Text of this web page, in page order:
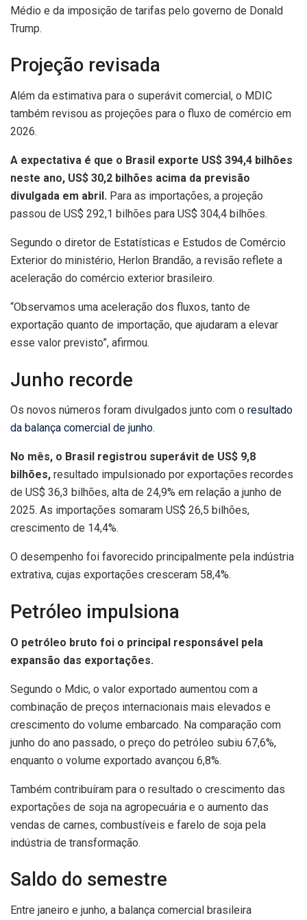
Médio e da imposição de tarifas pelo governo de Donald
Trump.
Projeção revisada
Além da estimativa para o superávit comercial, o MDIC
também revisou as projeções para o fluxo de comércio em
2026.
A expectativa é que o Brasil exporte US$ 394,4 bilhões
neste ano, US$ 30,2 bilhões acima da previsão
divulgada em abril. Para as importações, a projeção
passou de US$ 292,1 bilhões para US$ 304,4 bilhões.
Segundo o diretor de Estatísticas e Estudos de Comércio
Exterior do ministério, Herlon Brandão, a revisão reflete a
aceleração do comércio exterior brasileiro.
“Observamos uma aceleração dos fluxos, tanto de
exportação quanto de importação, que ajudaram a elevar
esse valor previsto”, afirmou.
Junho recorde
Os novos números foram divulgados junto com o resultado
da balança comercial de junho.
No mês, o Brasil registrou superávit de US$ 9,8
bilhões, resultado impulsionado por exportações recordes
de US$ 36,3 bilhões, alta de 24,9% em relação a junho de
2025. As importações somaram US$ 26,5 bilhões,
crescimento de 14,4%.
O desempenho foi favorecido principalmente pela indústria
extrativa, cujas exportações cresceram 58,4%.
Petróleo impulsiona
O petróleo bruto foi o principal responsável pela
expansão das exportações.
Segundo o Mdic, o valor exportado aumentou com a
combinação de preços internacionais mais elevados e
crescimento do volume embarcado. Na comparação com
junho do ano passado, o preço do petróleo subiu 67,6%,
enquanto o volume exportado avançou 6,8%.
Também contribuíram para o resultado o crescimento das
exportações de soja na agropecuária e o aumento das
vendas de carnes, combustíveis e farelo de soja pela
indústria de transformação.
Saldo do semestre
Entre janeiro e junho, a balança comercial brasileira